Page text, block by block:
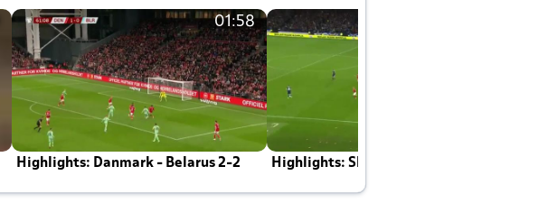
01:58
Highlights: Danmark - Belarus 2-2 Highlights: Skotland - Danmark 4-2